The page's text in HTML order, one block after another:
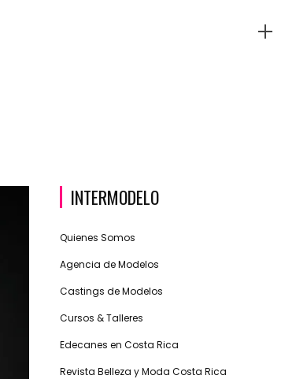
INTERMODELO
Quienes Somos
Agencia de Modelos
Castings de Modelos
Cursos & Talleres
Edecanes en Costa Rica
Revista Belleza y Moda Costa Rica